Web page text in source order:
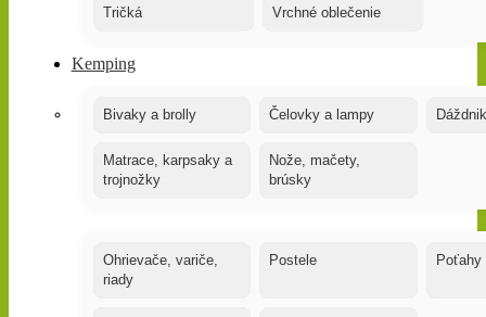
Tričká Vrchné oblečenie
Kemping
Bivaky a brolly Čelovky a lampy
Matrace, karpsaky a
trojnožky
Nože, mačety,
brúsky
Ohrievače, variče,
riady
Postele Poťahy